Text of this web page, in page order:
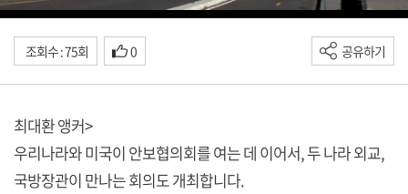
조회수 : 75회 0 공유하기
최대환 앵커>
우리나라와 미국이 안보협의회를 여는 데 이어서, 두 나라 외교,
국방장관이 만나는 회의도 개최합니다.